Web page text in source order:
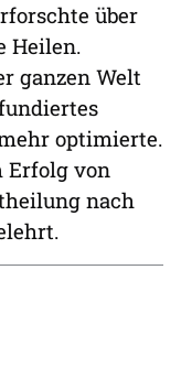
über
Heilen.
ganzen Welt
optimierte.
von
nach